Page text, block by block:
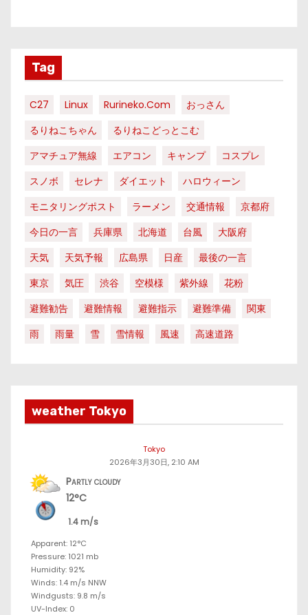
Tag
C27 Linux Rurineko.com
おっさん
るりねこちゃん
るりねこどっとこむ
アマチュア無線
エアコン キャンプ
コスプレ
スノボ
セレナ ダイエット
ハロウィーン
モニタリングポスト
ラーメン 交通情報
京都府
今日の一言
兵庫県 北海道 台風
大阪府
天気
天気予報 広島県 日産
最後の一言
東京
気圧 渋谷 空模様 紫外線
花粉
避難勧告
避難情報 避難指示 避難準備
関東
雨
雨量 雪 雪情報 風速 高速道路
weather Tokyo
Tokyo
2026年3月30日, 2:10 AM
Partly cloudy
12°C
1.4 m/s
Apparent: 12°C
Pressure: 1021 mb
Humidity: 92%
Winds: 1.4 m/s NNW
Windgusts: 9.8 m/s
UV-Index: 0